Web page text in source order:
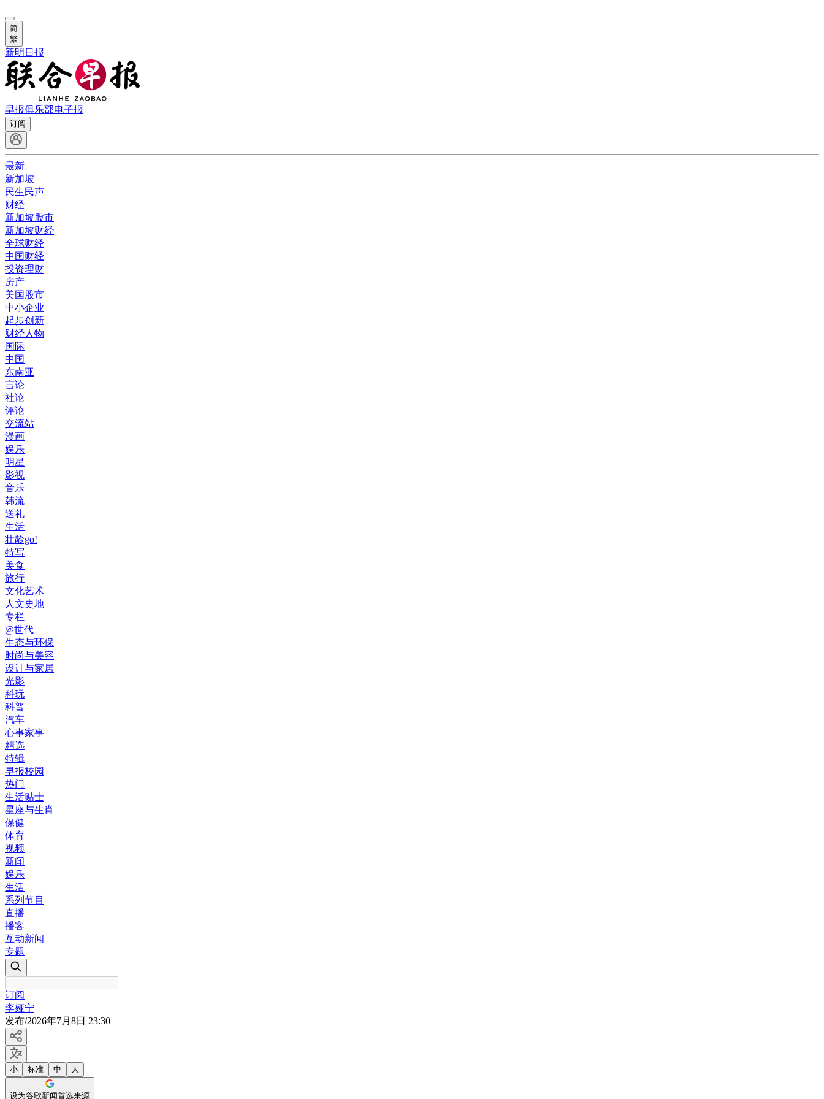
简
繁
新明日报
早报俱乐部电子报
订阅
最新
新加坡
民生民声
财经
新加坡股市
新加坡财经
全球财经
中国财经
投资理财
房产
美国股市
中小企业
起步创新
财经人物
国际
中国
东南亚
言论
社论
评论
交流站
漫画
娱乐
明星
影视
音乐
韩流
送礼
生活
壮龄go!
特写
美食
旅行
文化艺术
人文史地
专栏
@世代
生态与环保
时尚与美容
设计与家居
光影
科玩
科普
汽车
心事家事
精选
特辑
早报校园
热门
生活贴士
星座与生肖
保健
体育
视频
新闻
娱乐
生活
系列节目
直播
播客
互动新闻
专题
订阅
李娅宁
发布/2026年7月8日 23:30
小 标准 中 大
设为谷歌新闻首选来源